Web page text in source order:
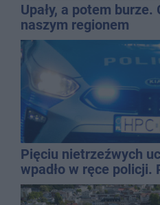
Upały, a potem
naszym regionem
Pięciu nietrzeźwych
wpadło w ręce policji.
promila